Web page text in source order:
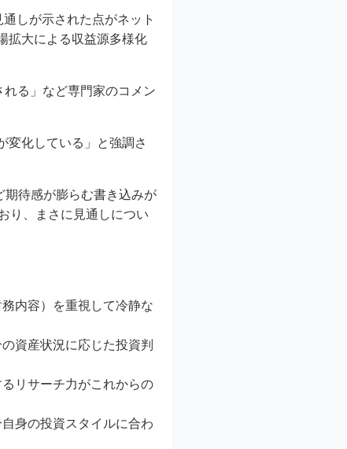
しが示された点がネット
拡大による収益源多様化
れる」など専門家のコメン
変化している」と強調さ
待感が膨らむ書き込みが
り、まさに見通しについ
内容）を重視して冷静な
資産状況に応じた投資判
リサーチ力がこれからの
身の投資スタイルに合わ